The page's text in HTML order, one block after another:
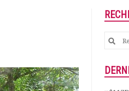
Search
for: